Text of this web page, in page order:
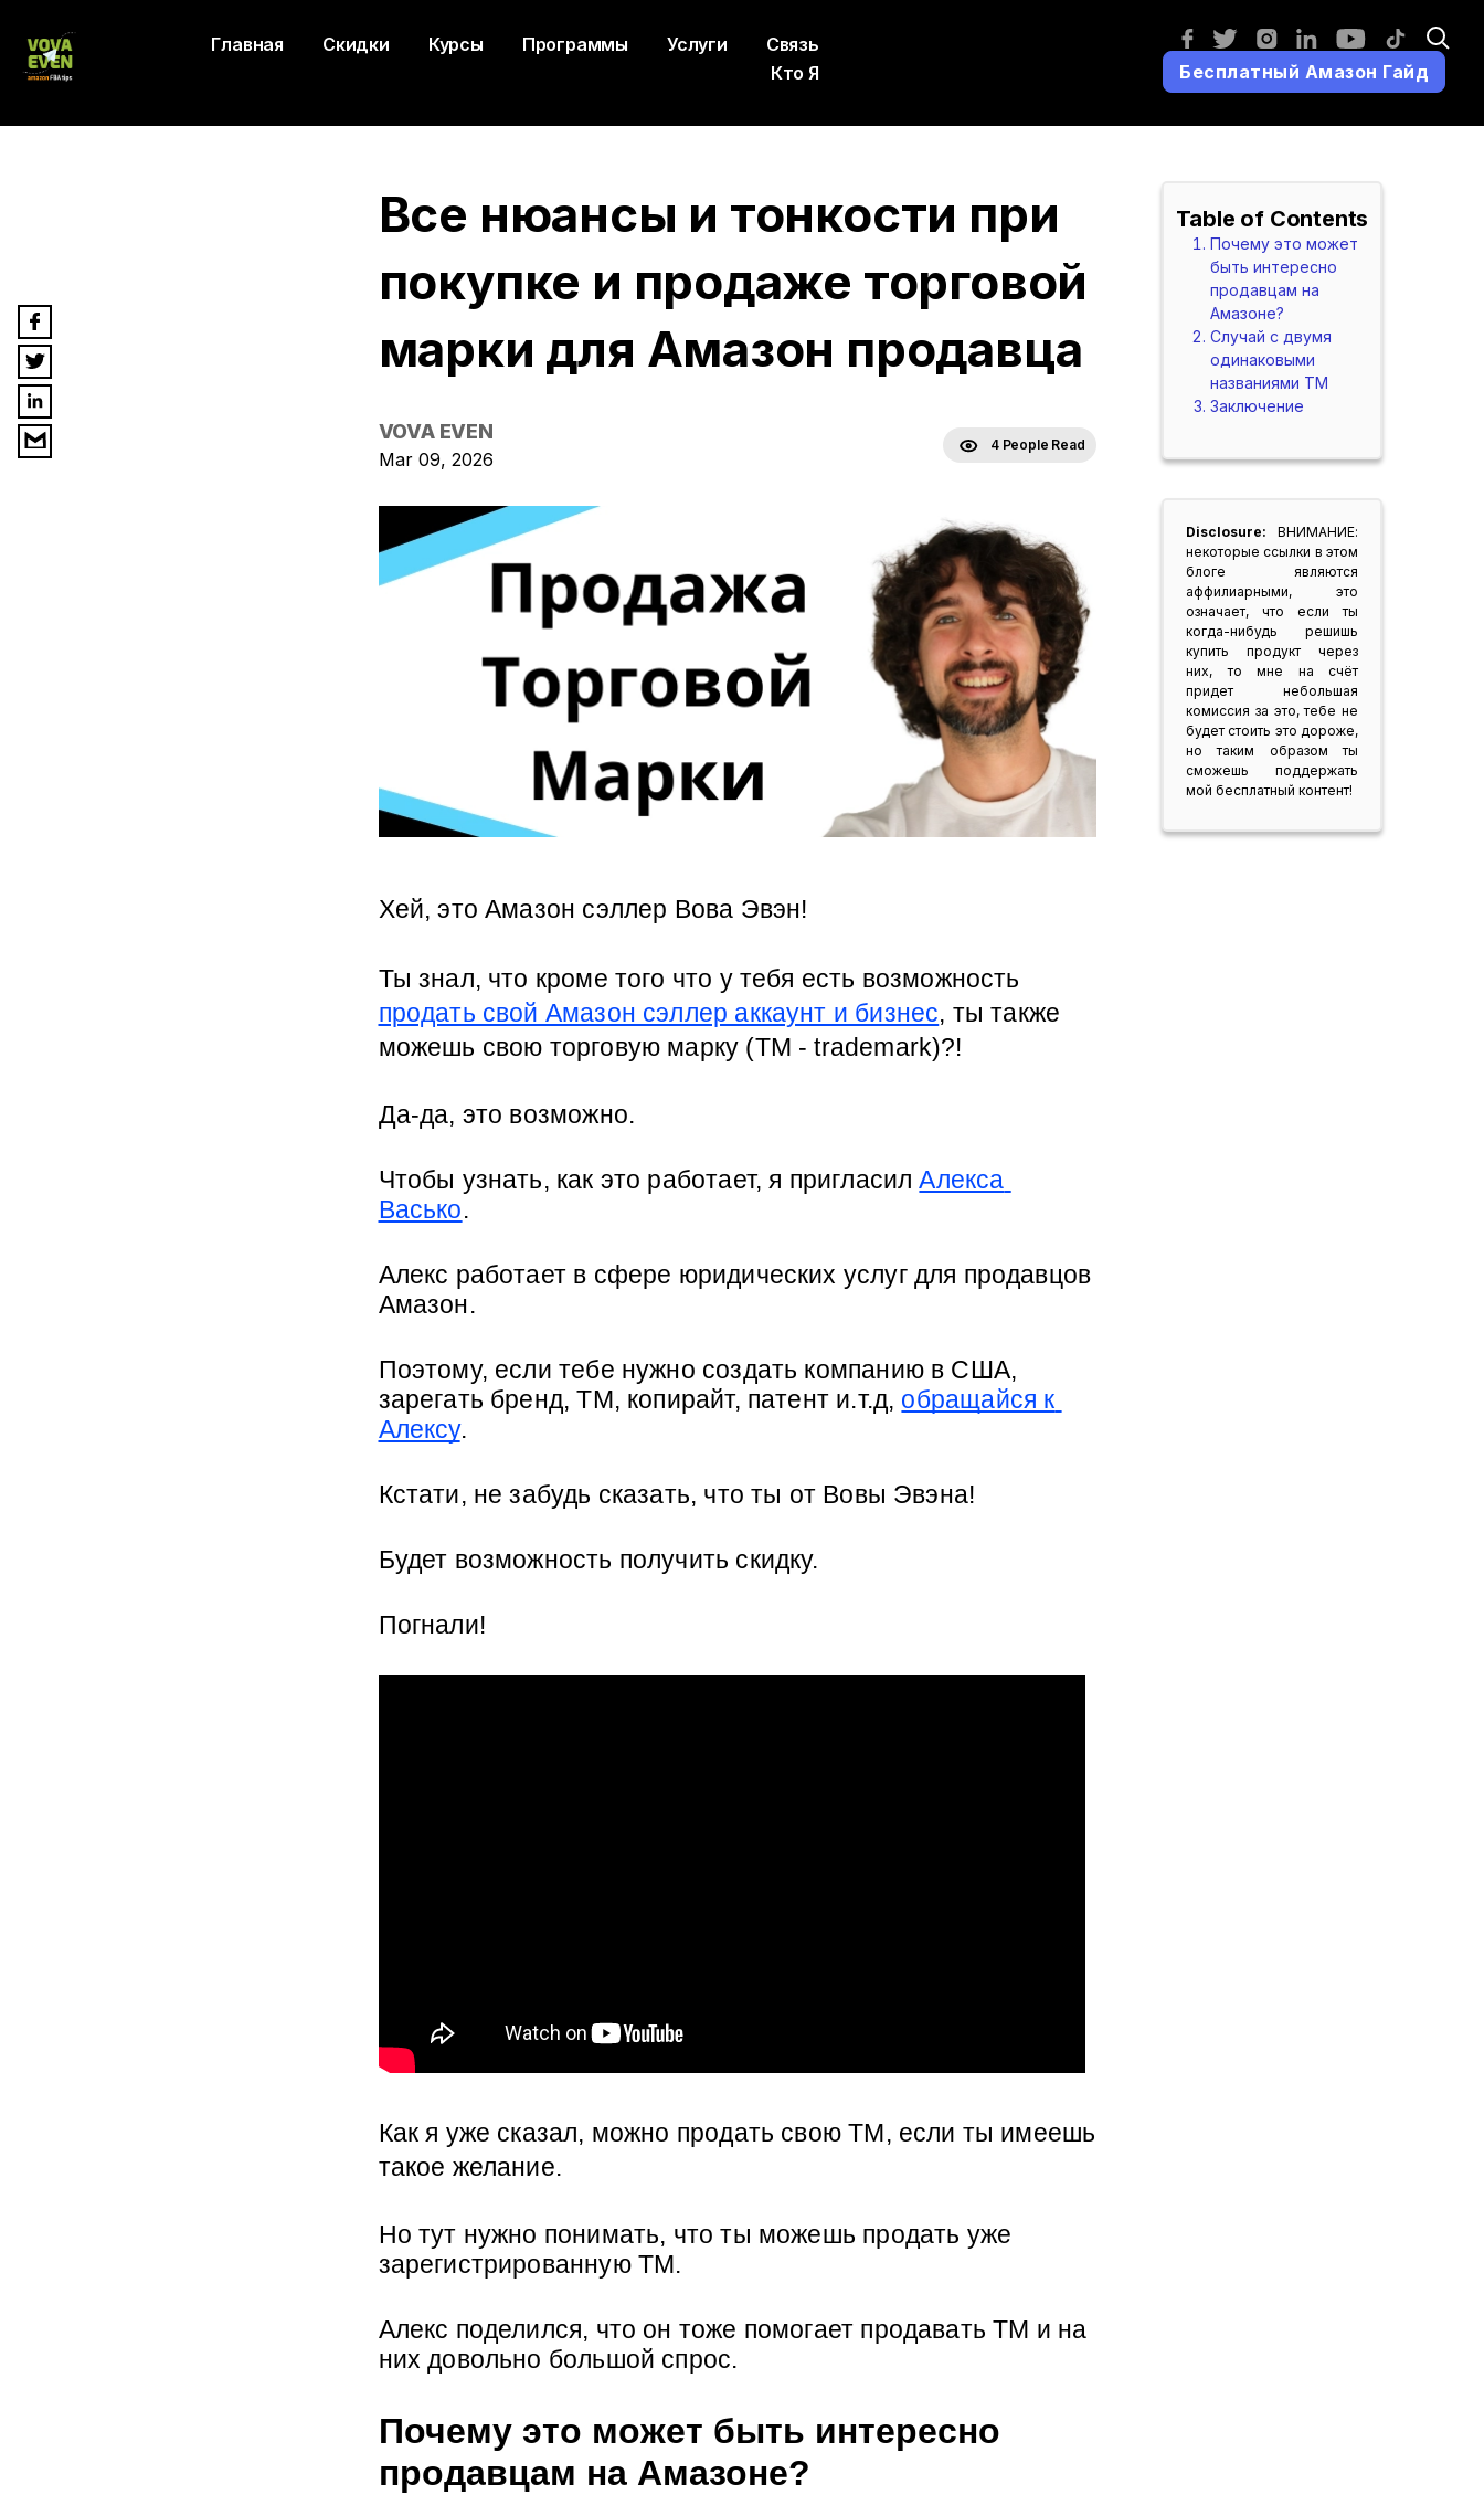
Главная Скидки Курсы Программы Услуги
Связь
Кто Я
Бесплатный Амазон Гайд
Все нюансы и тонкости при
покупке и продаже торговой
марки для Амазон продавца
VOVA EVEN
Mar 09, 2026
4 People Read
Хей, это Амазон сэллер Вова Эвэн!
продать свой Амазон сэллер аккаунт и бизнес, ты также
можешь свою торговую марку (TM - trademark)?!
Да-да, это возможно.
Чтобы узнать, как это работает, я пригласил Алекса
Васько.
Алекс работает в сфере юридических услуг для продавцов
Амазон.
Поэтому, если тебе нужно создать компанию в США,
зарегать бренд, ТМ, копирайт, патент и.т.д, обращайся к
Алексу.
Кстати, не забудь сказать, что ты от Вовы Эвэна!
Будет возможность получить скидку.
Погнали!
Как я уже сказал, можно продать свою ТМ, если ты имеешь
такое желание.
Но тут нужно понимать, что ты можешь продать уже
зарегистрированную ТМ.
Алекс поделился, что он тоже помогает продавать ТМ и на
них довольно большой спрос.
Почему это может быть интересно
продавцам на Амазоне?
Table of Contents
Почему это может
быть интересно
продавцам на
Амазоне?
Случай с двумя
одинаковыми
названиями ТМ
Заключение
Disclosure:
ВНИМАНИЕ:
некоторые ссылки в этом
блоге являются
аффилиарными, это
означает, что если ты
когда-нибудь решишь
купить продукт через
них, то мне на счёт
придет небольшая
комиссия за это, тебе не
будет стоить это дороже,
но таким образом ты
сможешь поддержать
мой бесплатный контент!